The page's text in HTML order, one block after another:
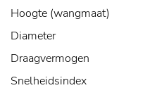
Hoogte (wangmaat)
Diameter
Draagvermogen
Snelheidsindex